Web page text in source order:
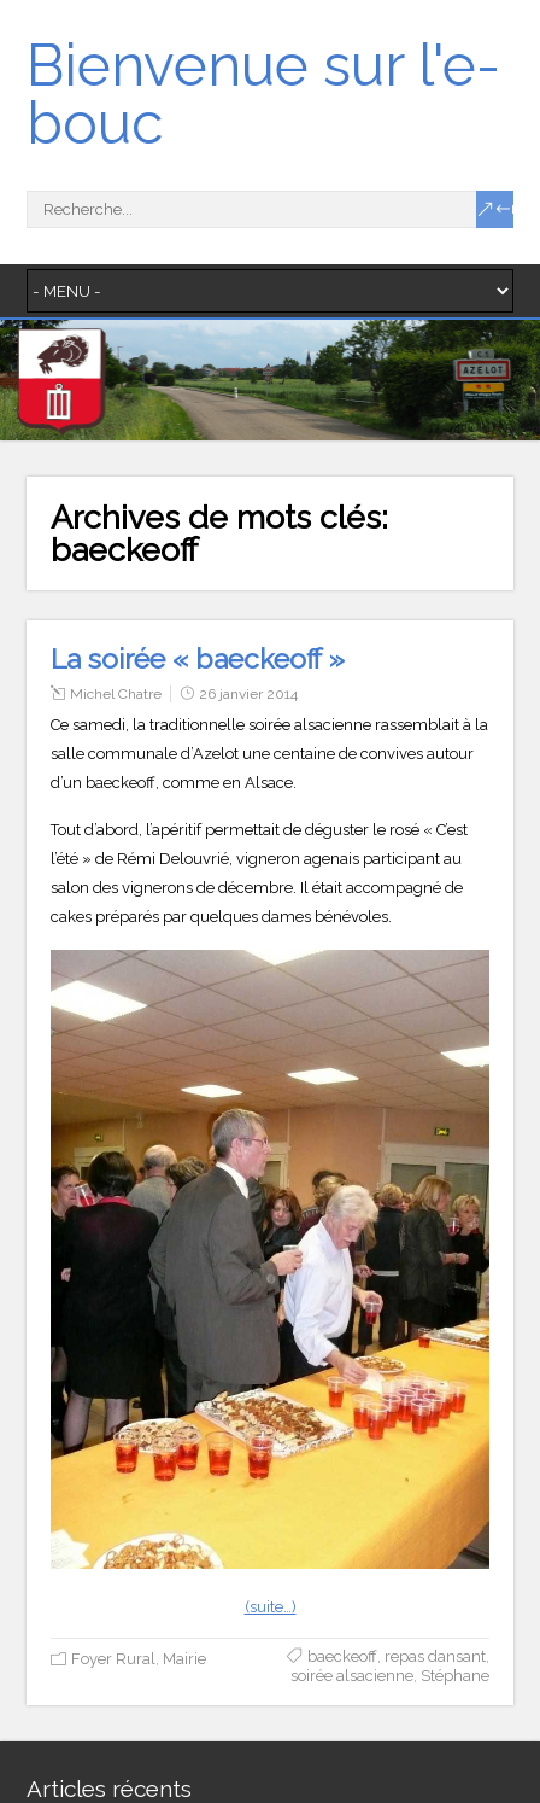
Bienvenue sur l'e-
bouc
Archives de mots clés:
baeckeoff
La soirée « baeckeoff »
Michel Chatre 26 janvier 2014
Ce samedi, la traditionnelle soirée alsacienne rassemblait à la
salle communale d’Azelot une centaine de convives autour
d’un baeckeoff, comme en Alsace.
Tout d’abord, l’apéritif permettait de déguster le rosé « C’est
l’été » de Rémi Delouvrié, vigneron agenais participant au
salon des vignerons de décembre. Il était accompagné de
cakes préparés par quelques dames bénévoles.
(suite…)
Foyer Rural Mairie baeckeoff, repas dansant,
soirée alsacienne, Stéphane
Articles récents